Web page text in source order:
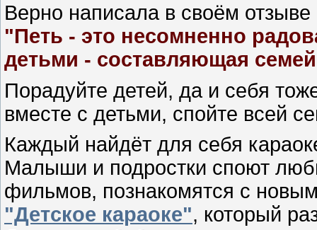
Верно написала в своём
"Петь - это несомненно
детьми - составляющая
Порадуйте детей, да и себя
вместе с детьми, спойте всей
Каждый найдёт для себя
Малыши и подростки споют
фильмов, познакомятся с
"Детское караоке", который